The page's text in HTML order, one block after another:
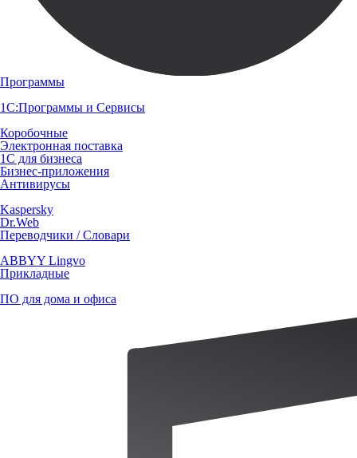
Программы
1С:Программы и Сервисы
Коробочные
Электронная поставка
1С для бизнеса
Бизнес-приложения
Антивирусы
Kaspersky
Dr.Web
Переводчики / Словари
ABBYY Lingvo
Прикладные
ПО для дома и офиса